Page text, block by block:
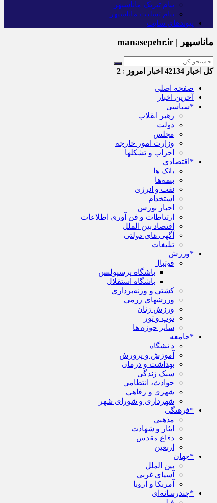
پیام تبریک ماناسپهر
پیام تسلیت ماناسپهر
پیوندهای سایت
ماناسپهر | manasepehr.ir
کل اخبار اخبار امروز : 2
صفحه اصلی
آخرین اخبار
*سیاسی
رهبر انقلاب
دولت
مجلس
وزارت امور خارجه
احزاب و تشکلها
*اقتصادی
بانک ها
بیمه‌ها
نفت و انرژی
استخدام
اخبار بورس
ارتباطات و فن آوری اطلاعات
اقتصاد بین الملل
آگهی های دولتی
تبلیغات
*ورزش
فوتبال
باشگاه پرسپولیس
باشگاه استقلال
کشتی و وزنه‌برداری
ورزشهای رزمی
ورزش زنان
توپ و تور
سایر حوزه ها
*جامعه
دانشگاه
آموزش و پرورش
بهداشت و درمان
سبک زندگی
حوادث، انتظامی
شهری و رفاهی
شهرداری و شورای شهر
*فرهنگی
مذهبی
ایثار و شهادت
دفاع مقدس
اربعین
*جهان
بین الملل
آسیای غربی
آمریکا و اروپا
*چندرسانه‌ای